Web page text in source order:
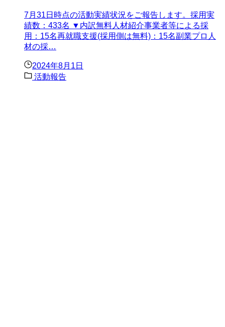
7月31日時点の活動実績状況をご報告します。採用実
績数：433名 ▼内訳無料人材紹介事業者等による採
用：15名再就職支援(採用側は無料)：15名副業プロ人
材の採…
2024年8月1日
活動報告